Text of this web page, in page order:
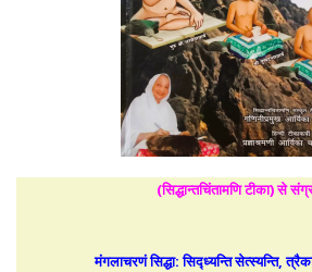
(सिद्धान्तचिंतामणि टीका) से
मंगलाचरणं सिद्धा: सिद्ध्यन्ति सेत्स्यन्ति,